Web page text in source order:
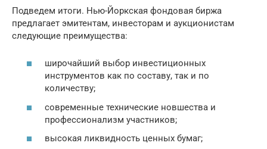
Подведем итоги. Нью-Йоркская фондовая биржа
предлагает эмитентам, инвесторам и аукционистам
следующие преимущества:
широчайший выбор инвестиционных
инструментов как по составу, так и по
количеству;
современные технические новшества и
профессионализм участников;
высокая ликвидность ценных бумаг;